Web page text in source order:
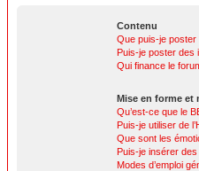
Contenu
Que puis-je poster
Puis-je poster des
Qui finance le
Mise en forme et
Qu’est-ce que le
Puis-je utiliser de
Que sont les
Puis-je insérer
Modes d’emploi